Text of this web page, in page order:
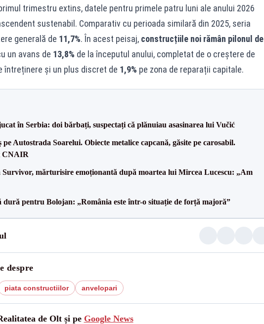
trimestru extins, datele pentru primele patru luni ale anului 2026
sustenabil. Comparativ cu perioada similară din 2025, seria
generală de 11,7%. În acest peisaj, construcțiile noi rămân pilonul de
un avans de 13,8% de la începutul anului, completat de o creștere de
întreținere și un plus discret de 1,9% pe zona de reparații capitale.
în Serbia: doi bărbați, suspectați că plănuiau asasinarea lui Vučić
pe Autostrada Soarelui. Obiecte metalice capcană, găsite pe carosabil.
CNAIR
Survivor, mărturisire emoționantă după moartea lui Mircea Lucescu: „Am
dură pentru Bolojan: „România este într-o situație de forță majoră”
despre
piata constructiilor anvelopari
de Olt și pe Google News